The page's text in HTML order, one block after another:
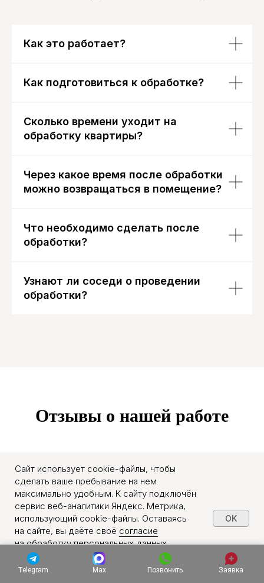
Telegram Max Позвонить Заявка
Как это работает?
Как подготовиться к обработке?
Сколько времени уходит на
обработку квартиры?
Через какое время после обработки
можно возвращаться в помещение?
Что необходимо сделать после
обработки?
Узнают ли соседи о проведении
обработки?
Отзывы о нашей работе
Полезные статьи
Уничтожение клопов Уничтожение тараканов
Уничтожение грызунов Удаление плесени
Сайт использует cookie-файлы, чтобы
сделать ваше пребывание на нем
максимально удобным. К сайту подключён
сервис веб-аналитики Яндекс. Метрика,
использующий cookie-файлы. Оставаясь
на сайте, вы даёте своё согласие
на обработку персональных данных
в порядке, указанном в
Политике обработки
персональных данных
OK